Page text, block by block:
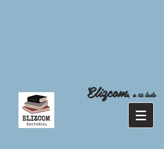
Elizcom, a tú lado